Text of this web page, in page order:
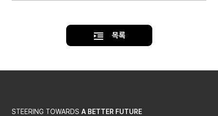
목록
STEERING TOWARDS A BETTER FUTURE